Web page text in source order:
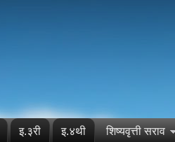
इ.३री इ.४थी शिष्यवृत्ती सराव